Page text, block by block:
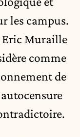
les campus.
Eric Muraille
comme
de